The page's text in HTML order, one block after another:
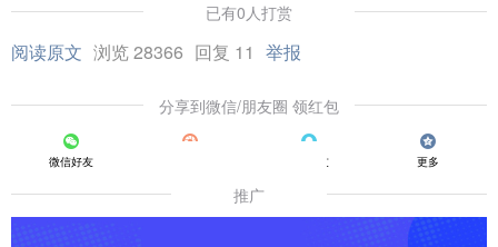
已有0人打赏
阅读原文 浏览 28366 回复 11 举报
分享到微信/朋友圈 领红包
微信好友 QQ好友 更多
推广